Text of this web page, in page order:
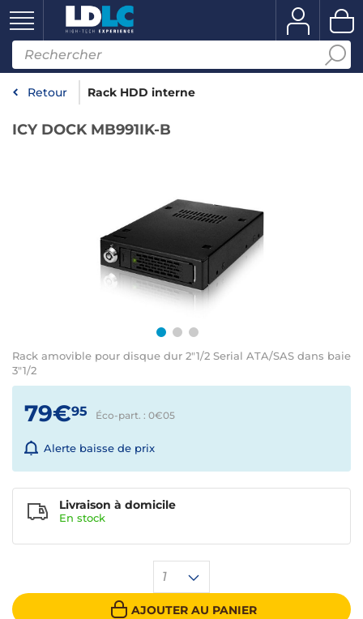
Retour Rack HDD interne
ICY DOCK MB991IK-B
Rack amovible pour disque dur 2"1/2 Serial ATA/SAS dans baie
3"1/2
79€95 Éco-part. : 0€05
Alerte baisse de prix
1
AJOUTER AU PANIER
Livraison à domicile
En stock